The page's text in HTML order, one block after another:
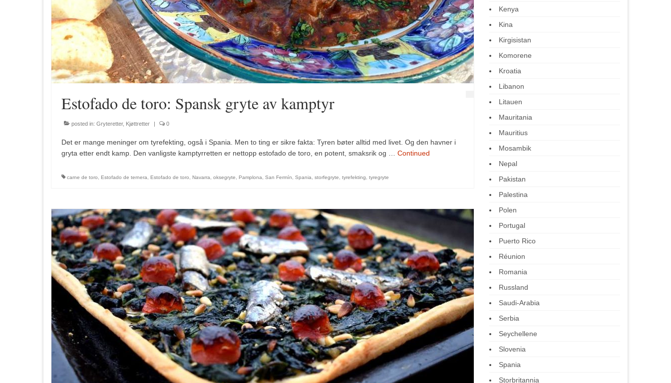
Estofado de toro: Spansk gryte av kamptyr
posted in: Gryteretter, Kjøttretter | 0
Det er mange meninger om tyrefekting, også i Spania. Men to ting er sikre fakta: Tyren bøter alltid med livet. Og den havner i
gryta etter endt kamp. Den vanligste kamptyrretten er nettopp estofado de toro, en potent, smaksrik og … Continued
carne de toro Estofado de ternera Estofado de toro Navarra oksegryte Pamplona San Fermín Spania storfegryte tyrefekting tyregryte
Kenya
Kina
Kirgisistan
Komorene
Kroatia
Libanon
Litauen
Mauritania
Mauritius
Mosambik
Nepal
Pakistan
Palestina
Polen
Portugal
Puerto Rico
Réunion
Romania
Russland
Saudi-Arabia
Serbia
Seychellene
Slovenia
Spania
Storbritannia